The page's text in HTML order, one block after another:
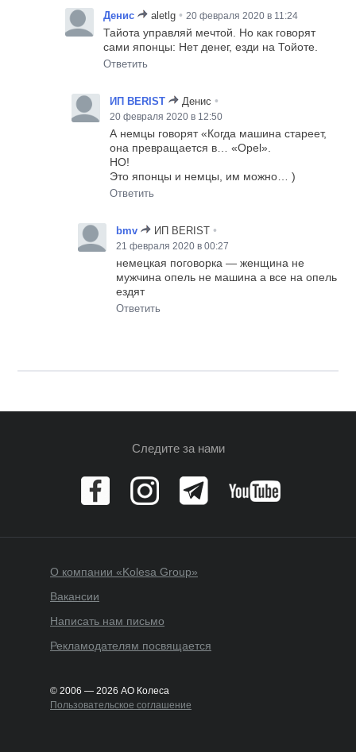
Денис aletlg • 20 февраля 2020 в 11:24
Тайота управляй мечтой. Но как говорят
сами японцы: Нет денег, езди на Тойоте.
Ответить
ИП BERIST Денис •
20 февраля 2020 в 12:50
А немцы говорят «Когда машина стареет,
она превращается в… «Opel».
НО!
Это японцы и немцы, им можно… )
Ответить
bmv ИП BERIST •
21 февраля 2020 в 00:27
немецкая поговорка — женщина не
мужчина опель не машина а все на опель
ездят
Ответить
Следите за нами
О компании «Kolesa Group»
Вакансии
Написать нам письмо
Рекламодателям посвящается
© 2006 — 2026 АО Колеса
Пользовательское соглашение